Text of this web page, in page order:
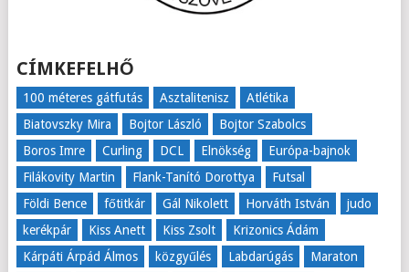
CÍMKEFELHŐ
100 méteres gátfutás Asztalitenisz
Atlétika
Biatovszky Mira
Bojtor László
Bojtor Szabolcs
Boros Imre
Curling DCL Elnökség
Európa-bajnok
Filákovity Martin
Flank-Tanító Dorottya
Futsal
Földi Bence
főtitkár Gál Nikolett Horváth István
judo
kerékpár
Kiss Anett Kiss Zsolt
Krizonics Ádám
Kárpáti Árpád Álmos
közgyűlés Labdarúgás
Maraton